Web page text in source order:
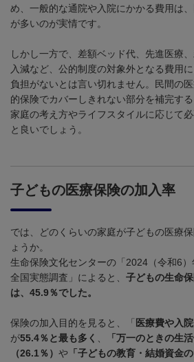
め、一般的な通院や入院にかかる費用は
が多いのが実情です。
しかし一方で、差額ベッド代、先進医療
入減など、公的制度の対象外となる費用
負担がないとは言い切れません。民間の
的保険でカバーしきれない部分を補完す
家庭の考え方やライフスタイルに応じて
と良いでしょう。
子どもの医療保険の加入率
では、どのくらいの家庭が子どもの医療
ょうか。
生命保険文化センターの「 2024 （令和6
全国実態調査」によると、 子どもの生命
は、45.9％でした。
保険の加入目的を見ると、「 医療費や入
が55.4％と最も多く 、
「万一のときの生
（26.1％） や 「子どもの教育・結婚資金